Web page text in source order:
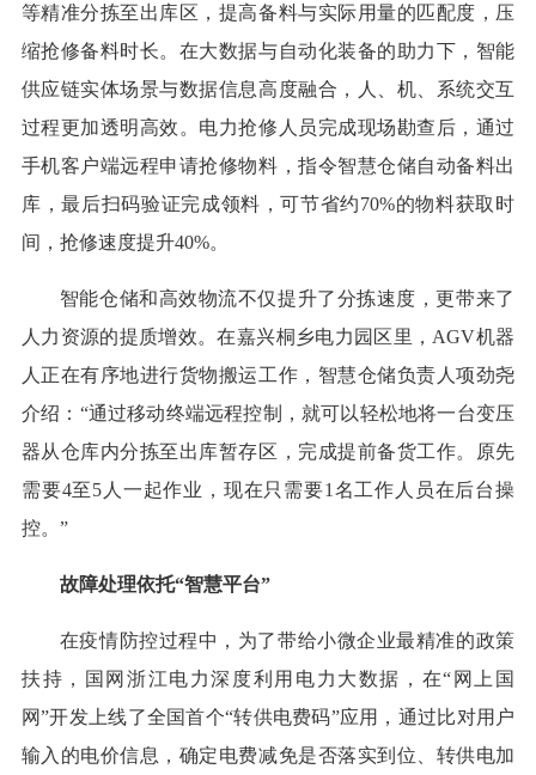
等精准分拣至出库区，提高备料与实际用量的匹配度，压
缩抢修备料时长。在大数据与自动化装备的助力下，智能
供应链实体场景与数据信息高度融合，人、机、系统交互
过程更加透明高效。电力抢修人员完成现场勘查后，通过
手机客户端远程申请抢修物料，指令智慧仓储自动备料出
库，最后扫码验证完成领料，可节省约70%的物料获取时
间，抢修速度提升40%。
智能仓储和高效物流不仅提升了分拣速度，更带来了
人力资源的提质增效。在嘉兴桐乡电力园区里，AGV机器
人正在有序地进行货物搬运工作，智慧仓储负责人项劲尧
介绍：“通过移动终端远程控制，就可以轻松地将一台变压
器从仓库内分拣至出库暂存区，完成提前备货工作。原先
需要4至5人一起作业，现在只需要1名工作人员在后台操
控。”
故障处理依托“智慧平台”
在疫情防控过程中，为了带给小微企业最精准的政策
扶持，国网浙江电力深度利用电力大数据，在“网上国
网”开发上线了全国首个“转供电费码”应用，通过比对用户
输入的电价信息，确定电费减免是否落实到位、转供电加